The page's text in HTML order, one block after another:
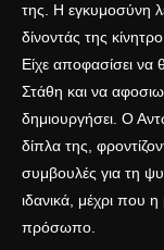
της. Η εγκυμοσύνη
δίνοντάς της
Είχε αποφασίσει να
Στάθη και να
δημιουργήσει. Ο
δίπλα της,
συμβουλές για τη
ιδανικά, μέχρι που
πρόσωπο.